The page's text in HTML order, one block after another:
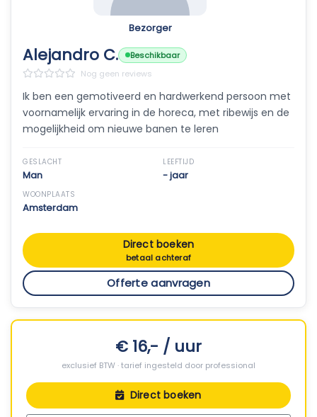
Bezorger
Alejandro C.
Beschikbaar
Nog geen reviews
Ik ben een gemotiveerd en hardwerkend persoon met
voornamelijk ervaring in de horeca, met ribewijs en de
mogelijkheid om nieuwe banen te leren
GESLACHT
Man
LEEFTIJD
- jaar
WOONPLAATS
Amsterdam
Direct boeken
betaal achteraf
Offerte aanvragen
€ 16,- / uur
exclusief BTW · tarief ingesteld door professional
Direct boeken